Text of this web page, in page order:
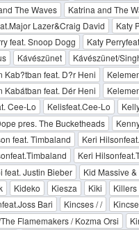
The Waves
Katrina and The
Lazer&Craig David
Katy
feat. Snoop Dogg
Katy
Kávészünet Kávészünet/
Kab?tban feat. D?r Heni
Kabátban feat. Dér Heni
Cee-Lo
Kelisfeat.Cee-Lo
pres. The Bucketheads
feat. Timbaland
Keri
Keri
feat. Justin Bieber
Kid Massive
Kideko Kiesza Kiki Killers
Bari
Kincses / /
Flamemakers / Kozma Orsi